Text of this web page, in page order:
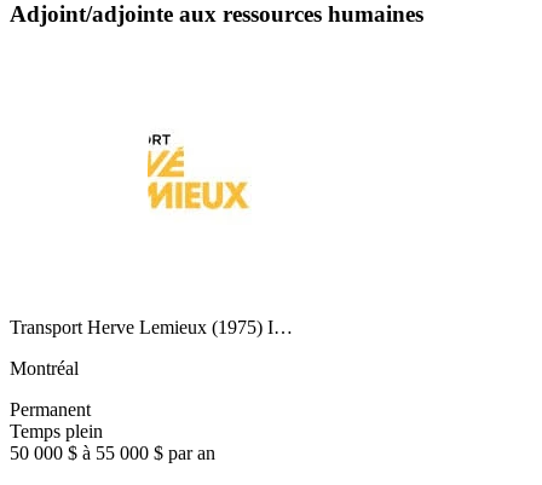
Adjoint/adjointe aux ressources humaines
Transport Herve Lemieux (1975) I…
Montréal
Permanent
Temps plein
50 000 $ à 55 000 $ par an